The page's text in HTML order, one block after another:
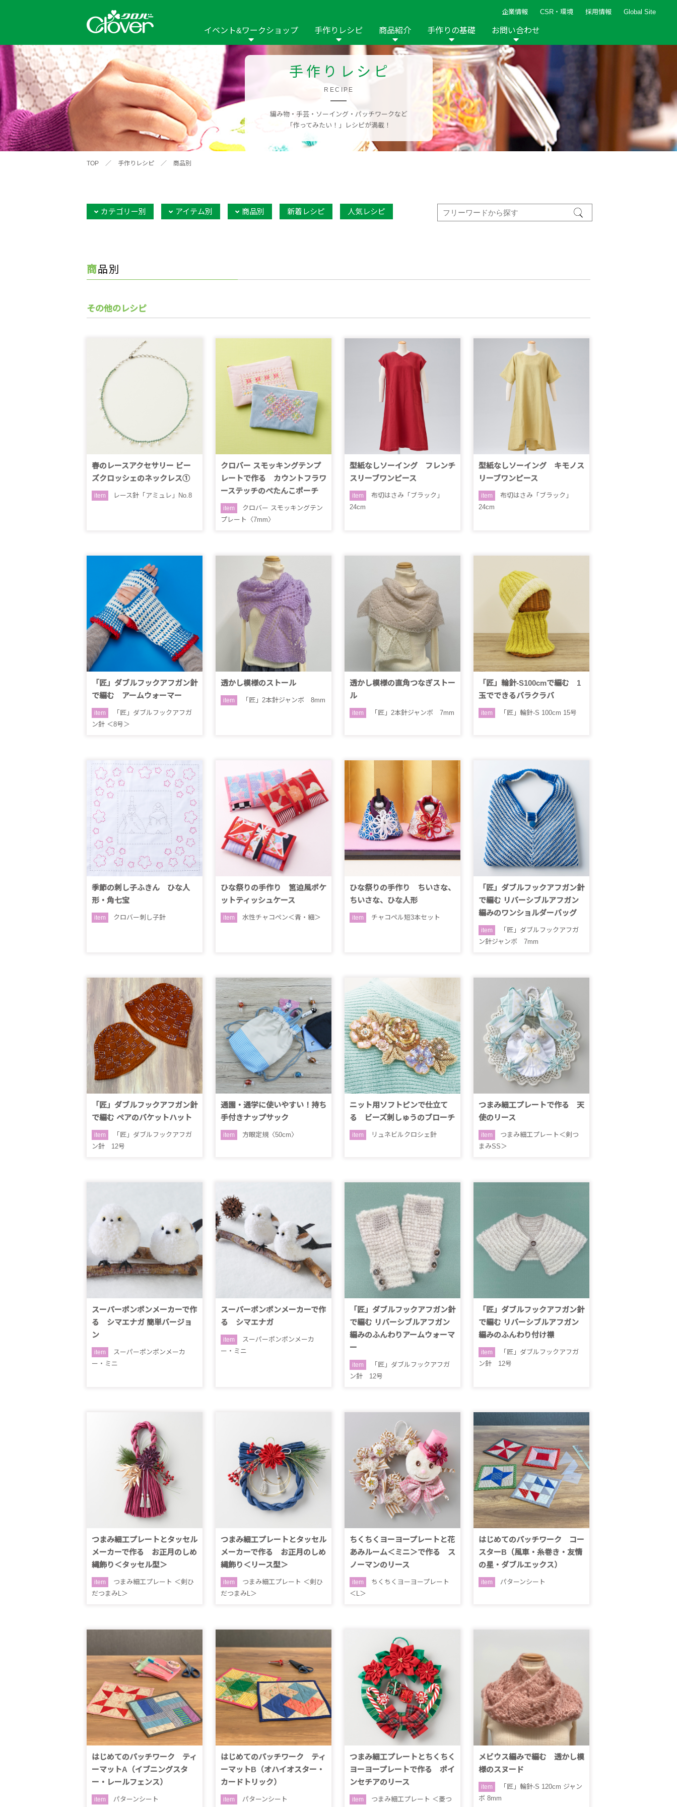
企業情報 CSR・環境 採用情報 Global Site
イベント&ワークショップ
イベント
2026年 2025年 2024年 2023年
ワークショップ
2026年 2025年 2024年
イベントレポート
手作りレシピ
カテゴリから探す
アイテムから探す ソーイング パッチワーク・キルト
布の手芸
羊毛の手芸 刺しゅう
その他
新着レシピ
人気レシピ
商品紹介
商品名や商品情報など
フリーワードで検索ができます。
新商品一覧 縫い針 ソーイング用品 ソーメニュ パッチワーク・キルト 手芸用品 編み針
編み物用品 インテリア 補修用品 おなまえつけグッズ ペーパークラフト
クロバーモチーフ ポルトボヌール
手作りの基礎
編み物ナビ ソーイングナビ その他の手作りナビ
お問い合わせ
手作りレシピ
RECIPE
編み物・手芸・ソーイング・パッチワークなど
「作ってみたい！」レシピが満載！
TOP ／ 手作りレシピ ／ 商品別
カテゴリー別 アイテム別 商品別 新着レシピ 人気レシピ
商品別
その他のレシピ
春のレースアクセサリー ビー
ズクロッシェのネックレス①
item レース針「アミュレ」No.8
クロバー スモッキングテンプ
レートで作る カウントフラワ
ーステッチのぺたんこポーチ
item
クロバー スモッキングテン
プレート〈7mm〉
型紙なしソーイング フレンチ
スリーブワンピース
item
布切はさみ「ブラック」
24cm
型紙なしソーイング キモノス
リーブワンピース
item
布切はさみ「ブラック」
24cm
「匠」ダブルフックアフガン針
で編む アームウォーマー
item
「匠」ダブルフックアフガ
ン針 ＜8号＞
透かし模様のストール
item 「匠」2本針ジャンボ 8mm
透かし模様の直角つなぎストー
ル
item 「匠」2本針ジャンボ 7mm
「匠」輪針-S100cmで編む 1
玉でできるバラクラバ
item 「匠」輪針-S 100cm 15号
季節の刺し子ふきん ひな人
形・角七宝
item クロバー刺し子針
ひな祭りの手作り 筥迫風ポケ
ットティッシュケース
item 水性チャコペン＜青・細＞
ひな祭りの手作り ちいさな、
ちいさな、ひな人形
item チャコペル短3本セット
「匠」ダブルフックアフガン針
で編む リバーシブルアフガン
編みのワンショルダーバッグ
item
「匠」ダブルフックアフガ
ン針ジャンボ 7mm
「匠」ダブルフックアフガン針
で編む ペアのバケットハット
item
「匠」ダブルフックアフガ
ン針 12号
通園・通学に使いやすい！持ち
手付きナップサック
item 方眼定規〈50cm〉
ニット用ソフトピンで仕立て
る ビーズ刺しゅうのブローチ
item リュネビルクロシェ針
つまみ細工プレートで作る 天
使のリース
item
つまみ細工プレート＜剣つ
まみSS＞
スーパーポンポンメーカーで作
る シマエナガ 簡単バージョ
ン
item
スーパーポンポンメーカ
ー・ミニ
スーパーポンポンメーカーで作
る シマエナガ
item
スーパーポンポンメーカ
ー・ミニ
「匠」ダブルフックアフガン針
で編む リバーシブルアフガン
編みのふんわりアームウォーマ
ー
item
「匠」ダブルフックアフガ
ン針 12号
「匠」ダブルフックアフガン針
で編む リバーシブルアフガン
編みのふんわり付け襟
item
「匠」ダブルフックアフガ
ン針 12号
つまみ細工プレートとタッセル
メーカーで作る お正月のしめ
縄飾り＜タッセル型＞
item
つまみ細工プレート ＜剣ひ
だつまみL＞
つまみ細工プレートとタッセル
メーカーで作る お正月のしめ
縄飾り＜リース型＞
item
つまみ細工プレート ＜剣ひ
だつまみL＞
ちくちくヨーヨープレートと花
あみルーム＜ミニ＞で作る ス
ノーマンのリース
item
ちくちくヨーヨープレート
＜L＞
はじめてのパッチワーク コー
スターB（風車・糸巻き・友情
の星・ダブルエックス）
item パターンシート
はじめてのパッチワーク ティ
ーマットA（イブニングスタ
ー・レールフェンス）
item パターンシート
はじめてのパッチワーク ティ
ーマットB（オハイオスター・
カードトリック）
item パターンシート
つまみ細工プレートとちくちく
ヨーヨープレートで作る ポイ
ンセチアのリース
item つまみ細工プレート ＜菱つ
メビウス編みで編む 透かし模
様のスヌード
item
「匠」輪針-S 120cm ジャン
ボ 8mm